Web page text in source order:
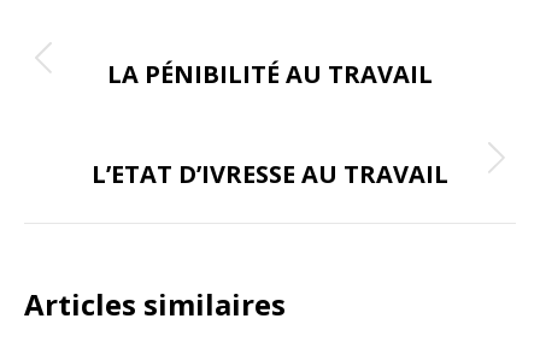
de
Onglet
LA PÉNIBILITÉ AU TRAVAIL
Onglet
L’ETAT D’IVRESSE AU TRAVAIL
Articles similaires